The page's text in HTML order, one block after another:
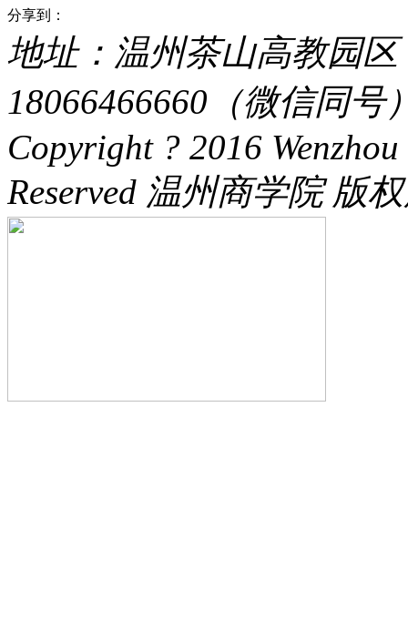
分享到：
地址：温州茶山高教园区
18066466660（微信同号
Copyright ? 2016
Reserved 温州商学院 版